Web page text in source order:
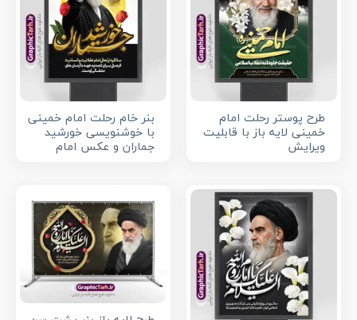
طرح پوستر رحلت امام
خمینی لایه باز با قابلیت
ویرایش
بنر خام رحلت امام خمینی
با خوشنویسی خورشید
جماران و عکس امام